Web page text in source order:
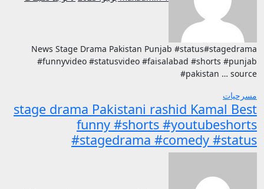
News Stage Drama Pakistan Punjab #status#stagedrama
#funnyvideo #statusvideo #faisalabad #shorts #punjab
#pakistan … source
مسرحيات
stage drama Pakistani rashid Kamal Best
funny #shorts #youtubeshorts
#stagedrama #comedy #status